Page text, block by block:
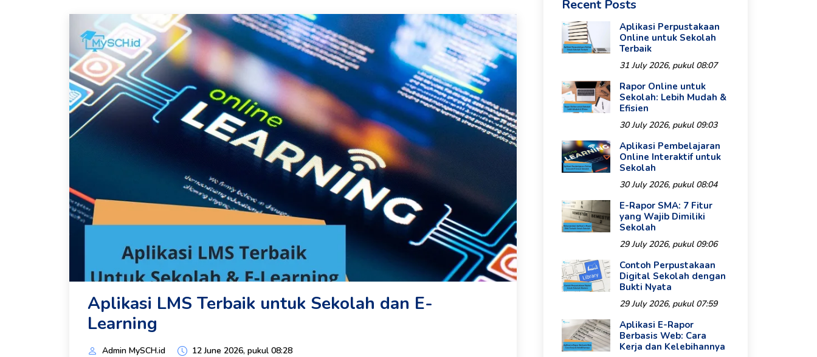
Aplikasi LMS Terbaik untuk Sekolah dan E-
Learning
Admin MySCH.id 12 June 2026, pukul 08:28
Recent Posts
Aplikasi Perpustakaan
Online untuk Sekolah
Terbaik
31 July 2026, pukul 08:07
Rapor Online untuk
Sekolah: Lebih Mudah &
Efisien
30 July 2026, pukul 09:03
Aplikasi Pembelajaran
Online Interaktif untuk
Sekolah
30 July 2026, pukul 08:04
E-Rapor SMA: 7 Fitur
yang Wajib Dimiliki
Sekolah
29 July 2026, pukul 09:06
Contoh Perpustakaan
Digital Sekolah dengan
Bukti Nyata
29 July 2026, pukul 07:59
Aplikasi E-Rapor
Berbasis Web: Cara
Kerja dan Kelebihannya